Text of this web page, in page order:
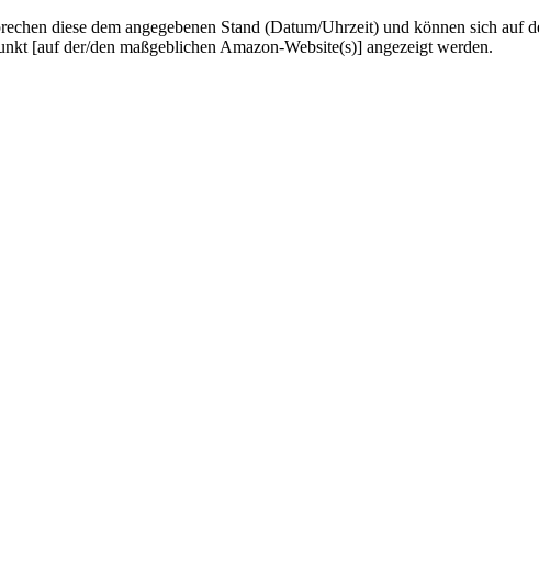
diese dem angegebenen Stand (Datum/Uhrzeit) und können sich
[auf der/den maßgeblichen Amazon-Website(s)] angezeigt werden.